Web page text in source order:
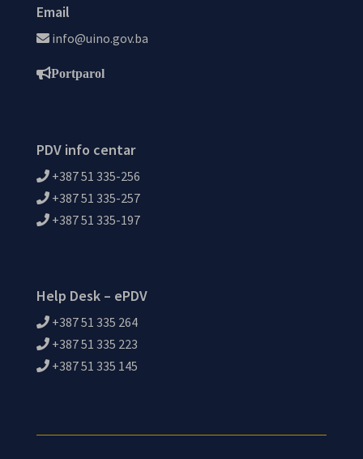
Email
info@uino.gov.ba
Portparol
PDV info centar
+387 51 335-256
+387 51 335-257
+387 51 335-197
Help Desk – ePDV
+387 51 335 264
+387 51 335 223
+387 51 335 145